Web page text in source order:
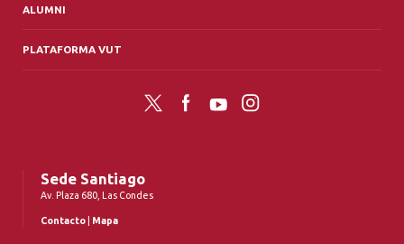
ALUMNI
PLATAFORMA VUT
Twitter FacebookYouTubeInstagram
Sede Santiago
Av. Plaza 680, Las Condes
Contacto Mapa